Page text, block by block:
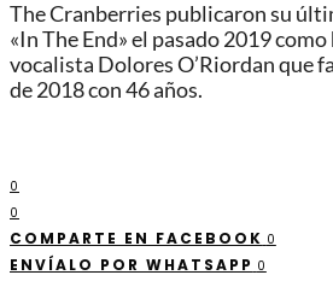
The Cranberries publicaron su
«In The End» el pasado 2019
vocalista Dolores O’Riordan que
de 2018 con 46 años.
0
0
COMPARTE EN FACEBOOK 0
ENVÍALO POR WHATSAPP 0